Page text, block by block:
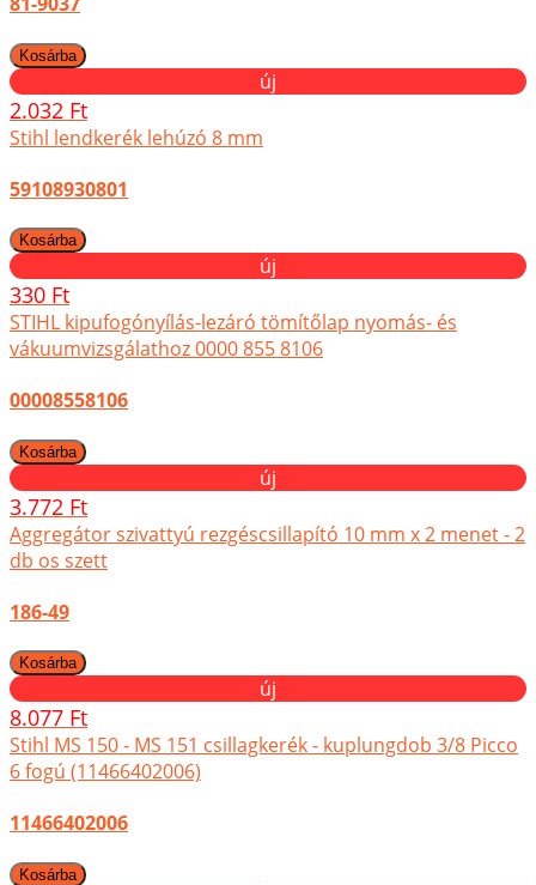
új
2.032 Ft
Stihl lendkerék lehúzó 8 mm
59108930801
új
330 Ft
STIHL kipufogónyílás-lezáró tömítőlap nyomás- és
vákuumvizsgálathoz 0000 855 8106
00008558106
új
3.772 Ft
Aggregátor szivattyú rezgéscsillapító 10 mm x 2 menet - 2
db os szett
186-49
új
8.077 Ft
Stihl MS 150 - MS 151 csillagkerék - kuplungdob 3/8 Picco
6 fogú (11466402006)
11466402006